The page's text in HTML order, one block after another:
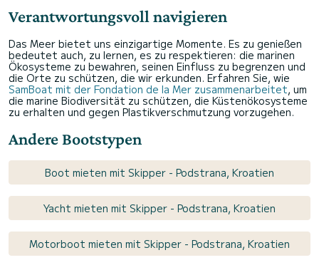
Verantwortungsvoll navigieren
Das Meer bietet uns einzigartige Momente. Es zu genießen
bedeutet auch, zu lernen, es zu respektieren: die marinen
Ökosysteme zu bewahren, seinen Einfluss zu begrenzen und
die Orte zu schützen, die wir erkunden. Erfahren Sie, wie
SamBoat mit der Fondation de la Mer zusammenarbeitet, um
die marine Biodiversität zu schützen, die Küstenökosysteme
zu erhalten und gegen Plastikverschmutzung vorzugehen.
Andere Bootstypen
Boot mieten mit Skipper - Podstrana, Kroatien
Yacht mieten mit Skipper - Podstrana, Kroatien
Motorboot mieten mit Skipper - Podstrana, Kroatien